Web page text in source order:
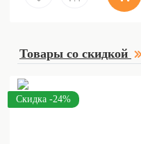
Товары со скидкой
Скидка -24%